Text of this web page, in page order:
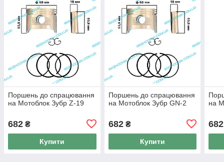
Поршень до спрацювання
на Мотоблок Зубр Z-19
682 ₴
Купити
Поршень до спрацювання
на Мотоблок Зубр GN-2
682₴
Купити
на
682